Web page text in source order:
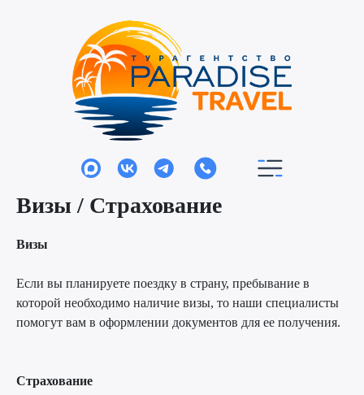
Визы / Страхование
Визы
Если вы планируете поездку в страну, пребывание в
которой необходимо наличие визы, то наши специалисты
помогут вам в оформлении документов для ее получения.
Страхование